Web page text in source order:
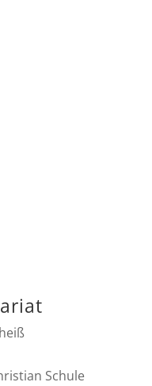
Schule